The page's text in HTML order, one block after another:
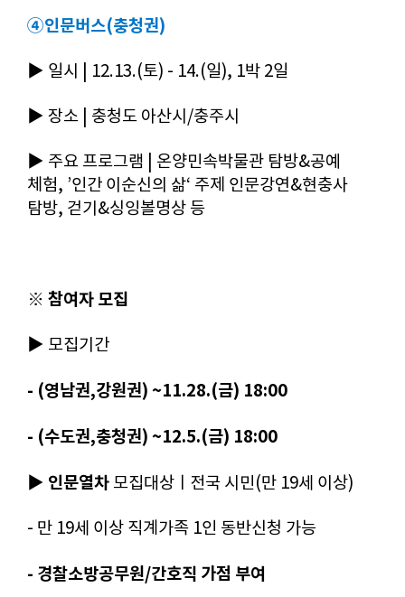
④인문버스(충청권)
▶ 일시 | 12.13.(토) - 14.(일), 1박 2일
▶ 장소 | 충청도 아산시/충주시
▶ 주요 프로그램 | 온양민속박물관 탐방&공예
체험, ’인간 이순신의 삶‘ 주제 인문강연&현충사
탐방, 걷기&싱잉볼명상 등
※ 참여자 모집
▶ 모집기간
- (영남권,강원권) ~11.28.(금) 18:00
- (수도권,충청권) ~12.5.(금) 18:00
▶ 인문열차모집대상ㅣ전국 시민(만 19세 이상)
- 만 19세 이상 직계가족 1인 동반신청 가능
- 경찰소방공무원/간호직 가점 부여